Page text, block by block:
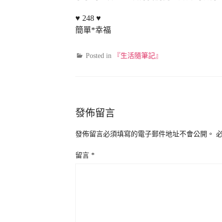
♥ 248 ♥
簡單*幸福
Posted in 『生活隨筆記』
發佈留言
發佈留言必須填寫的電子郵件地址不會公開。
留言 *